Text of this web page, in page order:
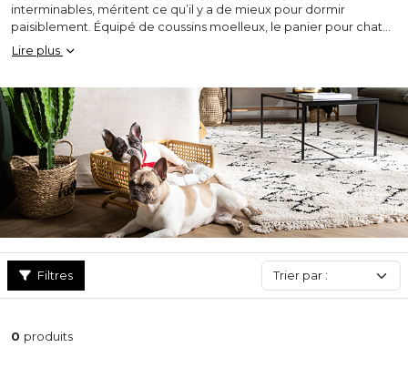
interminables, méritent ce qu’il y a de mieux pour dormir
paisiblement. Équipé de coussins moelleux, le panier pour chat
et petit chien Miliboo est un lit pour animal de compagnie
confortable et design aussi bien adapté à votre fidèle
Lire plus
Filtres
0 produits